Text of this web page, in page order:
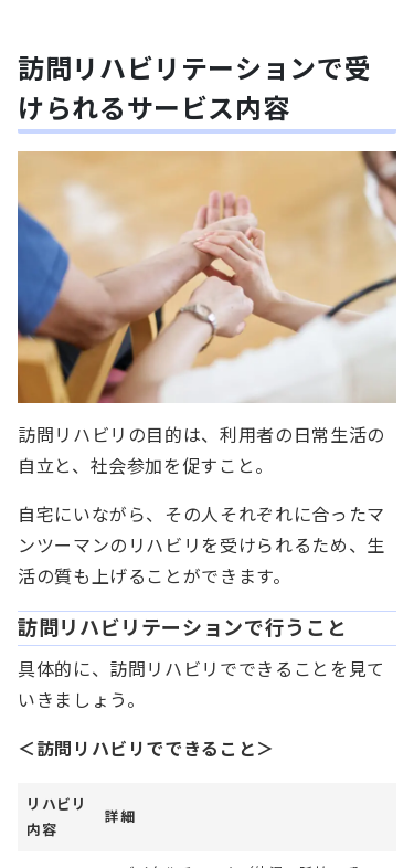
訪問リハビリテーションで受
けられるサービス内容
訪問リハビリの目的は、利用者の日常生活の
自立と、社会参加を促すこと。
自宅にいながら、その人それぞれに合ったマ
ンツーマンのリハビリを受けられるため、生
活の質も上げることができます。
訪問リハビリテーションで行うこと
具体的に、訪問リハビリでできることを見て
いきましょう。
＜訪問リハビリでできること＞
リハビリ
内容
詳細